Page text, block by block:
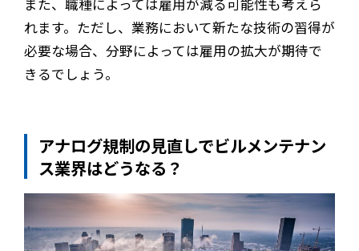
また、職種によっては雇用が減る可能性も考えら
れます。ただし、業務において新たな技術の習得が
必要な場合、分野によっては雇用の拡大が期待で
きるでしょう。
アナログ規制の見直しでビルメンテナン
ス業界はどうなる？